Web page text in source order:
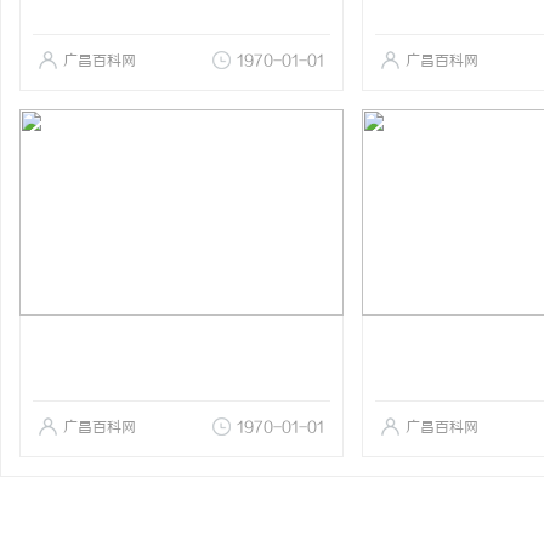
广昌百科网 1970-01-01 广昌百科网
广昌百科网 1970-01-01 广昌百科网